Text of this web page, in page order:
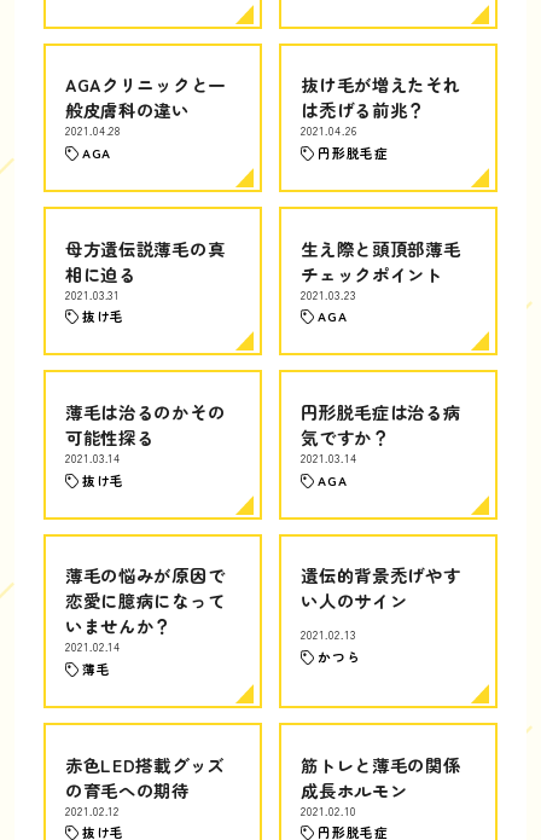
AGAクリニックと一
般皮膚科の違い
2021.04.28
AGA
抜け毛が増えたそれ
は禿げる前兆？
2021.04.26
円形脱毛症
母方遺伝説薄毛の真
相に迫る
2021.03.31
抜け毛
生え際と頭頂部薄毛
チェックポイント
2021.03.23
AGA
薄毛は治るのかその
可能性探る
2021.03.14
抜け毛
円形脱毛症は治る病
気ですか？
2021.03.14
AGA
薄毛の悩みが原因で
恋愛に臆病になって
いませんか？
2021.02.14
薄毛
遺伝的背景禿げやす
い人のサイン
2021.02.13
かつら
赤色LED搭載グッズ
の育毛への期待
2021.02.12
抜け毛
筋トレと薄毛の関係
成長ホルモン
2021.02.10
円形脱毛症